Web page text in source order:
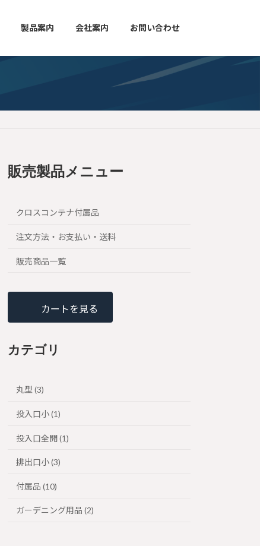
製品案内 会社案内 お問い合わせ
販売製品メニュー
クロスコンテナ付属品
注文方法・お支払い・送料
販売商品一覧
カートを見る
カテゴリ
丸型 (3)
投入口小 (1)
投入口全開 (1)
排出口小 (3)
付属品 (10)
ガーデニング用品 (2)